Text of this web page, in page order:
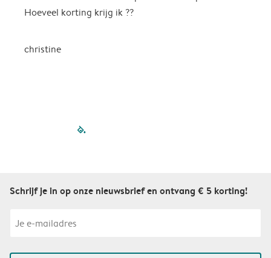
Hoeveel korting krijg ik ??
christine
filled-pagination
Schrijf je in op onze nieuwsbrief en ontvang € 5 korting!